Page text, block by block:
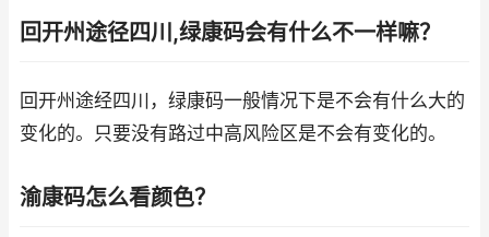
回开州途径四川,绿康码会有什么不一样嘛？
回开州途经四川，绿康码一般情况下是不会有什么大的
变化的。只要没有路过中高风险区是不会有变化的。
渝康码怎么看颜色？